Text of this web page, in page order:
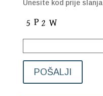
Unesite kod prije slanja